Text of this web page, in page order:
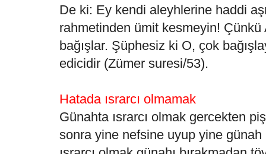
De ki: Ey kendi aleyhlerine haddi
rahmetinden ümit kesmeyin! Çünkü
bağışlar. Şüphesiz ki O, çok
edicidir (Zümer suresi/53).
Hatada ısrarcı olmamak
Günahta ısrarcı olmak gercekten
sonra yine nefsine uyup yine